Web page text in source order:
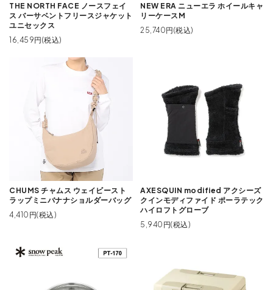
THE NORTH FACE ノースフェイ
ス バーサベントフリースジャケット
ユニセックス
16,459円(税込)
NEW ERA ニューエラ ホイールキャ
リーケースM
25,740円(税込)
CHUMS チャムス ウェイビースト
ラップミニバナナショルダーバッグ
4,410円(税込)
AXESQUIN modified アクシーズ
クインモディファイド ポーラテック
ハイロフトグローブ
5,940円(税込)